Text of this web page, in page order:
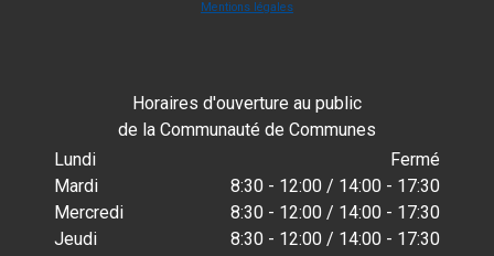
Mentions légales
Horaires d'ouverture au public
de la Communauté de Communes
Lundi
Fermé
Mardi
8:30 - 12:00 / 14:00 - 17:30
Mercredi
8:30 - 12:00 / 14:00 - 17:30
Jeudi
8:30 - 12:00 / 14:00 - 17:30